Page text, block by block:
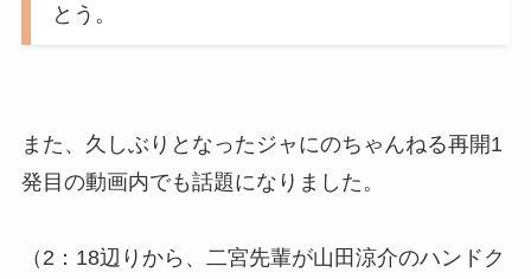
とう。
また、久しぶりとなったジャにのちゃんねる再開1
発目の動画内でも話題になりました。
（2：18辺りから、二宮先輩が山田涼介のハンドク